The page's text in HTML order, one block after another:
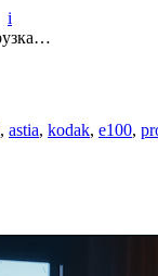
i
, astia, kodak, e100,